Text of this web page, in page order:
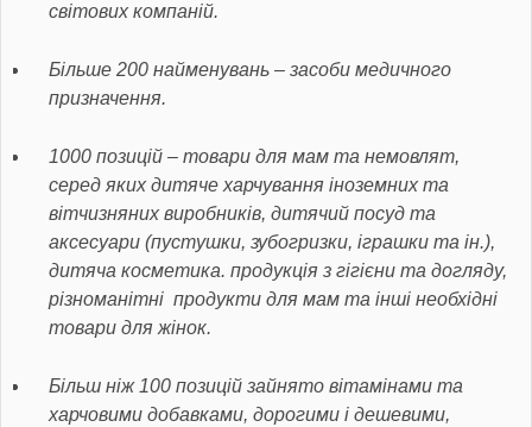
світових компаній.
Більше 200 найменувань – засоби медичного
призначення.
1000 позицій – товари для мам та немовлят,
серед яких дитяче харчування іноземних та
вітчизняних виробників, дитячий посуд та
аксесуари (пустушки, зубогризки, іграшки та ін.),
дитяча косметика. продукція з гігієни та догляду,
різноманітні продукти для мам та інші необхідні
товари для жінок.
Більш ніж 100 позицій зайнято вітамінами та
харчовими добавками, дорогими і дешевими,